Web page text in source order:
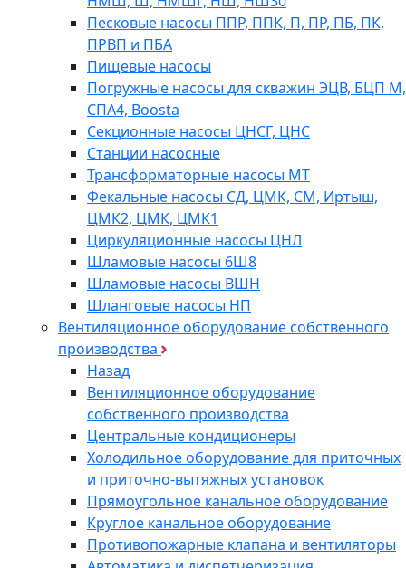
Песковые насосы ППР, ППК, П, ПР, ПБ, ПК,
ПРВП и ПБА
Пищевые насосы
Погружные насосы для скважин ЭЦВ, БЦП М,
СПА4, Boosta
Секционные насосы ЦНСГ, ЦНС
Станции насосные
Трансформаторные насосы МТ
Фекальные насосы СД, ЦМК, СМ, Иртыш,
ЦМК2, ЦМК, ЦМК1
Циркуляционные насосы ЦНЛ
Шламовые насосы 6Ш8
Шламовые насосы ВШН
Шланговые насосы НП
Вентиляционное оборудование собственного
производства
Назад
Вентиляционное оборудование
собственного производства
Центральные кондиционеры
Холодильное оборудование для приточных
и приточно-вытяжных установок
Прямоугольное канальное оборудование
Круглое канальное оборудование
Противопожарные клапана и вентиляторы